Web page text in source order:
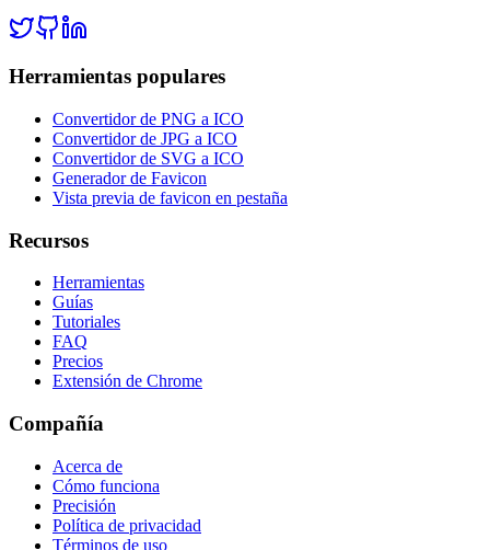
Herramientas populares
Convertidor de PNG a ICO
Convertidor de JPG a ICO
Convertidor de SVG a ICO
Generador de Favicon
Vista previa de favicon en pestaña
Recursos
Herramientas
Guías
Tutoriales
FAQ
Precios
Extensión de Chrome
Compañía
Acerca de
Cómo funciona
Precisión
Política de privacidad
Términos de uso